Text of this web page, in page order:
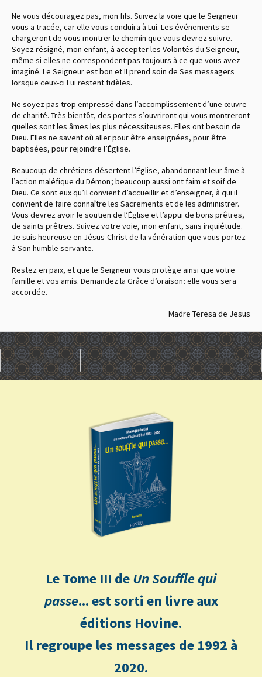
Ne vous découragez pas, mon fils. Suivez la voie que le Seigneur
vous a tracée, car elle vous conduira à Lui. Les événements se
chargeront de vous montrer le chemin que vous devrez suivre.
Soyez résigné, mon enfant, à accepter les Volontés du Seigneur,
même si elles ne correspondent pas toujours à ce que vous avez
imaginé. Le Seigneur est bon et II prend soin de Ses messagers
lorsque ceux-ci Lui restent fidèles.
Ne soyez pas trop empressé dans l’accomplissement d’une œuvre
de charité. Très bientôt, des portes s’ouvriront qui vous montreront
quelles sont les âmes les plus nécessiteuses. Elles ont besoin de
Dieu. Elles ne savent où aller pour être enseignées, pour être
baptisées, pour rejoindre l’Église.
Beaucoup de chrétiens désertent l’Église, abandonnant leur âme à
l’action maléfique du Démon ; beaucoup aussi ont faim et soif de
Dieu. Ce sont eux qu’il convient d’accueillir et d’enseigner, à qui il
convient de faire connaître les Sacrements et de les administrer.
Vous devrez avoir le soutien de l’Église et l’appui de bons prêtres,
de saints prêtres. Suivez votre voie, mon enfant, sans inquiétude.
Je suis heureuse en Jésus-Christ de la vénération que vous portez
à Son humble servante.
Restez en paix, et que le Seigneur vous protège ainsi que votre
famille et vos amis. Demandez la Grâce d’oraison : elle vous sera
accordée.
Madre Teresa de Jesus
PRÉCÉDENT SUIVANT
Le Tome III deUn Souffle qui
passe... est sorti en livre aux
éditions Hovine.
Il regroupe les messages de 1992 à
2020.